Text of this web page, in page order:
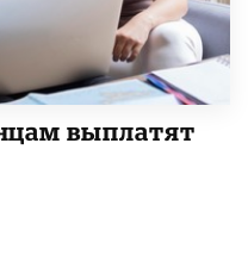
выплатят